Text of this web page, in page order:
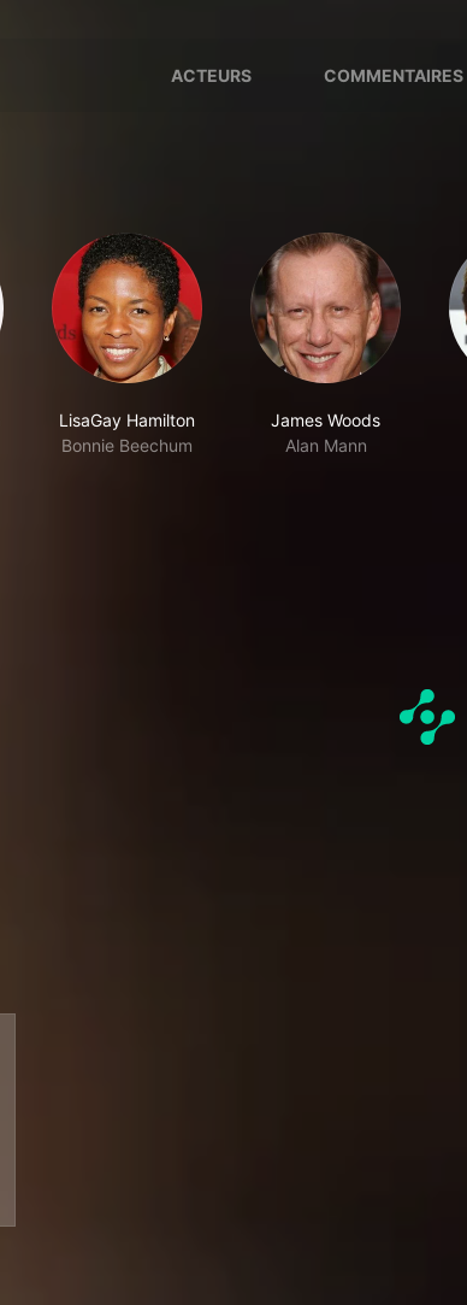
ACTEURS COMMENTAIRES
LisaGay Hamilton
Bonnie Beechum
James Woods
Alan Mann